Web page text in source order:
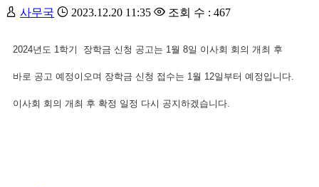
사무국 2023.12.20 11:35 조회 수 : 467
2024년도 1학기 장학금 신청 공고는 1월 8일 이사회 회의 개최 후
바로 공고 예정이오며 장학금 신청 접수는 1월 12일부터 예정입니다.
이사회 회의 개최 후 확정 일정 다시 공지하겠습니다.